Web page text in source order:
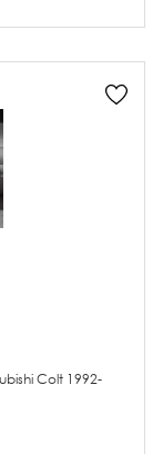
Colt 1992-